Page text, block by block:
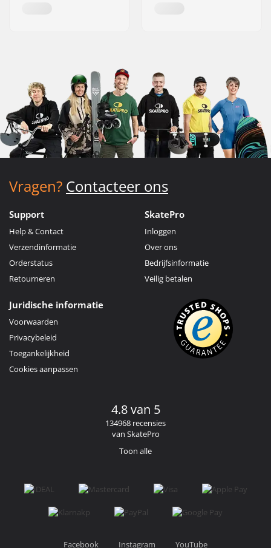
Vragen? Contacteer ons
Support
Help & Contact
Verzendinformatie
Orderstatus
Retourneren
SkatePro
Inloggen
Over ons
Bedrijfsinformatie
Veilig betalen
Juridische informatie
Voorwaarden
Privacybeleid
Toegankelijkheid
Cookies aanpassen
4.8 van 5
134968 recensies
van SkatePro
Toon alle
Facebook Instagram YouTube